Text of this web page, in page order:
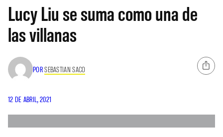
Lucy Liu se suma como una de
las villanas
PORSEBASTIAN SACO
12 DE ABRIL, 2021